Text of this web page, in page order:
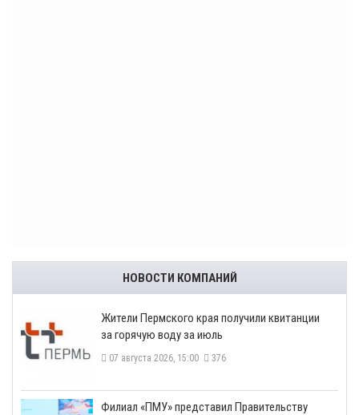
НОВОСТИ КОМПАНИЙ
​Жители Пермского края получили квитанции
за горячую воду за июль
07 августа 2026, 15:00 376
​Филиал «ПМУ» представил Правительству